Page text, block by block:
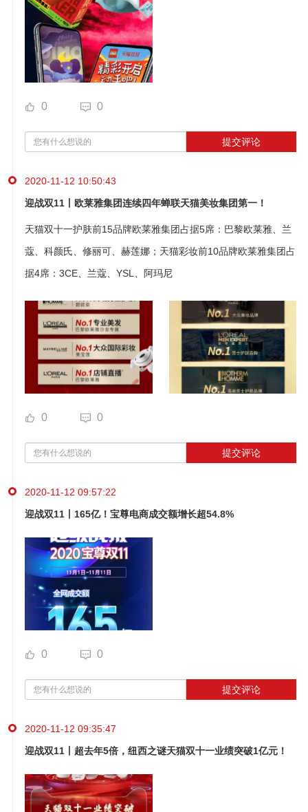
0 0
提交评论
2020-11-12 10:50:43
迎战双11丨欧莱雅集团连续四年蝉联天猫美妆集团第一！
天猫双十一护肤前15品牌欧莱雅集团占据5席：巴黎欧莱雅、兰
蔻、科颜氏、修丽可、赫莲娜；天猫彩妆前10品牌欧莱雅集团占
据4席：3CE、兰蔻、YSL、阿玛尼
0 0
提交评论
2020-11-12 09:57:22
迎战双11丨165亿！宝尊电商成交额增长超54.8%
0 0
提交评论
2020-11-12 09:35:47
迎战双11丨超去年5倍，纽西之谜天猫双十一业绩突破1亿元！